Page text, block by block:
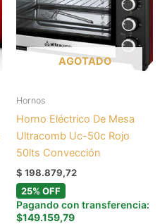
AGOTADO
Hornos
Horno Eléctrico De Mesa
Ultracomb Uc-50c Rojo
50lts Convección
$ 198.879,72
25% OFF
Pagando con transferencia:
$149.159,79